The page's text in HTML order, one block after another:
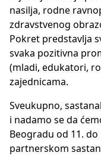
nasilja, rodne
zdravstvenog
Pokret predstavlja
svaka pozitivna
(mladi, edukatori,
zajednicama.
Sveukupno,
i nadamo se da
Beogradu od 11.
partnerskom